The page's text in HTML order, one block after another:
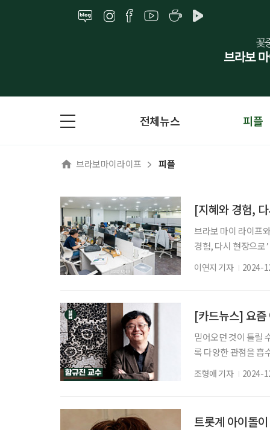
전체뉴스 피플
브라보마이라이프 피플
[지혜와 경험,
브라보 마이 라이프
경험, 다시 현장으로
상자들을 지면을
프트웨어 테스터
직업에
이연지 기자 2024-
[카드뉴스] 요즘
믿어오던 것이 틀릴
록 다양한 관점을 흡
방향을 공고히 할
매거진 2024년 11
조형애 기자 2024-
트롯계 아이돌